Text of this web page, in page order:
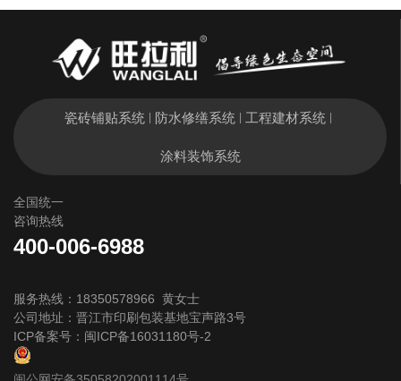
瓷砖铺贴系统 防水修缮系统 工程建材系统
涂料装饰系统
全国统一
咨询热线
400-006-6988
服务热线：18350578966 黄女士
公司地址：晋江市印刷包装基地宝声路3号
ICP备案号： 闽ICP备16031180号-2